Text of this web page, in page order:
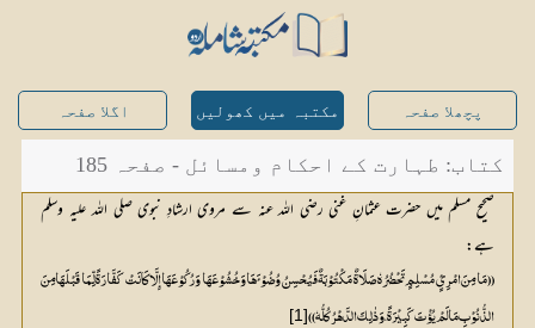
پچھلا صفحہ مکتبہ میں کھولیں اگلا صفحہ
کتاب: طہارت کے احکام ومسائل - صفحہ 185
صحیح مسلم میں حضرت عثمانِ غنی رضی اللہ عنہ سے مروی ارشادِ نبوی صلی اللہ علیہ وسلم
ہے:
(( مَا مِنَ امْرِیٍٔ مُسْلِمٍ تَحْضُرُہٗ صَلَاۃٌ مَکْتُوْبَۃٌ فَیُحْسِنُ وُضُوْئَ ھَا وَخُشُوْعَھَا وَرُکُوْعَھَا إِلَّا کَانَتْ کَفَّارَۃً لِّمَا قَبْلَھَا مِنَ
الذُّنُوْبِ مَا لَمْ یُؤْتَ کَبِیْرَۃً، وَذٰلِکَ الدَّھْرُ کُلُّہٗ ))[1]